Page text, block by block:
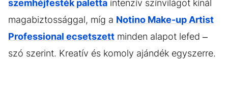
szemhéjfesték paletta intenzív színvilágot kínál
magabiztossággal, míg a Notino Make-up Artist
Professional ecsetszett minden alapot lefed –
szó szerint. Kreatív és komoly ajándék egyszerre.